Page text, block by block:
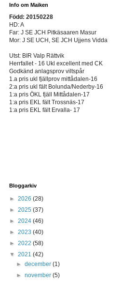
Info om Maiken
Född: 20150228
HD: A
Far: J SE JCH Pitkäsaaren Masur
Mor: J SE UCH, SE JCH Ujjens Vidda
Utst: BIR Valp Rättvik
Herrfallet - 16 Ukl excellent med CK
Godkänd anlagsprov viltspår
1.a pris ukl fjällprov mittådalen-16
2:a pris ukl fält Bolunda/Nederby-16
1:a pris ÖKL fjäll Mittådalen-17
1:a pris EKL fält Trossnäs-17
1:a pris EKL fält Ervalla- 17
Bloggarkiv
► 2026 (28)
► 2025 (37)
► 2024 (46)
► 2023 (40)
► 2022 (58)
▼ 2021 (42)
►december(1)
►november(5)